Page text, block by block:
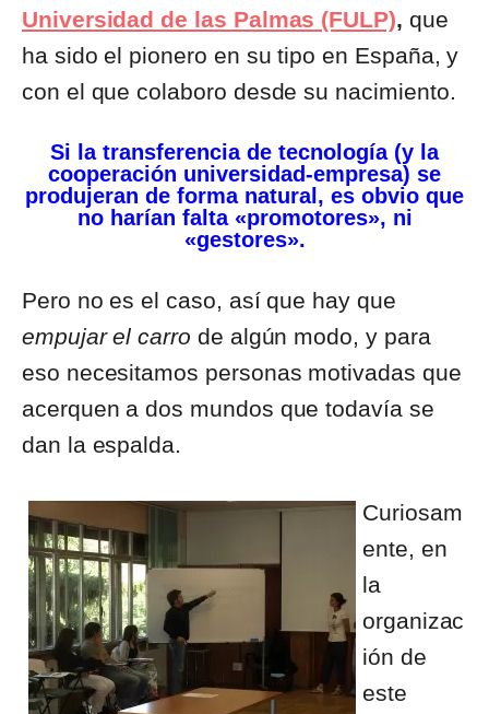
Universidad de las Palmas (FULP), que
ha sido el pionero en su tipo en España, y
con el que colaboro desde su nacimiento.
Si la transferencia de tecnología (y la
cooperación universidad-empresa) se
produjeran de forma natural, es obvio que
no harían falta «promotores», ni
«gestores».
Pero no es el caso, así que hay que
empujar el carro de algún modo, y para
eso necesitamos personas motivadas que
acerquen a dos mundos que todavía se
dan la espalda.
Curiosam
ente, en
la
organizac
ión de
este